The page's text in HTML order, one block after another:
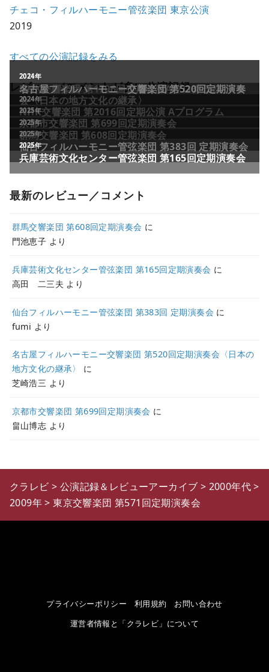
チェコ・フィルハーモニー管弦楽団 東京公演
2019
すべての公演記録をみる
レビュー／コメントが多い公演記録
最新のレビュー／コメント
群馬交響楽団 第608回定期演奏会 に
門池恵子 より
兵庫芸術文化センター管弦楽団 第165回定期演奏会 に
高田 二三夫 より
仙台フィルハーモニー管弦楽団 第383回 定期演奏会 に
fumi より
名古屋フィルハーモニー交響楽団 第520回定期演奏会〈日本の
地方文化の継承〉
に
芝崎浩三 より
京都市交響楽団 第699回定期演奏会 に
畠山博志 より
クラレビ > 公演記録＆レビューアーカイブ > 2000年代>
2009年>東京交響楽団 第571回定期演奏会
プライバシーポリシー 利用規約
お問い合わせ
運営者情報と「クラレビ」について